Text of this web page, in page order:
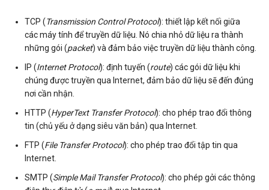
TCP (Transmission Control Protocol): thiết lập kết nối giữa
các máy tính để truyền dữ liệu. Nó chia nhỏ dữ liệu ra thành
những gói (packet) và đảm bảo việc truyền dữ liệu thành công.
IP (Internet Protocol): định tuyến (route) các gói dữ liệu khi
chúng được truyền qua Internet, đảm bảo dữ liệu sẽ đến đúng
nơi cần nhận.
HTTP (HyperText Transfer Protocol): cho phép trao đổi thông
tin (chủ yếu ở dạng siêu văn bản) qua Internet.
FTP (File Transfer Protocol): cho phép trao đổi tập tin qua
Internet.
SMTP (Simple Mail Transfer Protocol): cho phép gởi các thông